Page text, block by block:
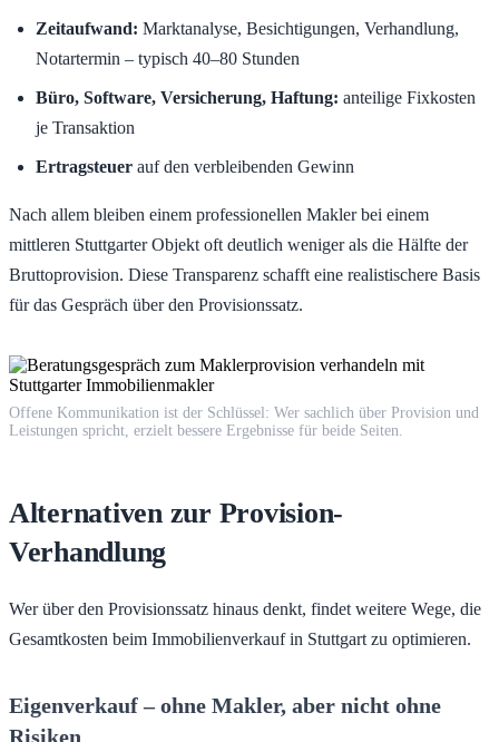
Zeitaufwand: Marktanalyse, Besichtigungen, Verhandlung,
Notartermin – typisch 40–80 Stunden
Büro, Software, Versicherung, Haftung: anteilige Fixkosten
je Transaktion
Ertragsteuer auf den verbleibenden Gewinn
Nach allem bleiben einem professionellen Makler bei einem
mittleren Stuttgarter Objekt oft deutlich weniger als die Hälfte der
Bruttoprovision. Diese Transparenz schafft eine realistischere Basis
für das Gespräch über den Provisionssatz.
Offene Kommunikation ist der Schlüssel: Wer sachlich über Provision und
Leistungen spricht, erzielt bessere Ergebnisse für beide Seiten.
Alternativen zur Provision-
Verhandlung
Wer über den Provisionssatz hinaus denkt, findet weitere Wege, die
Gesamtkosten beim Immobilienverkauf in Stuttgart zu optimieren.
Eigenverkauf – ohne Makler, aber nicht ohne
Risiken